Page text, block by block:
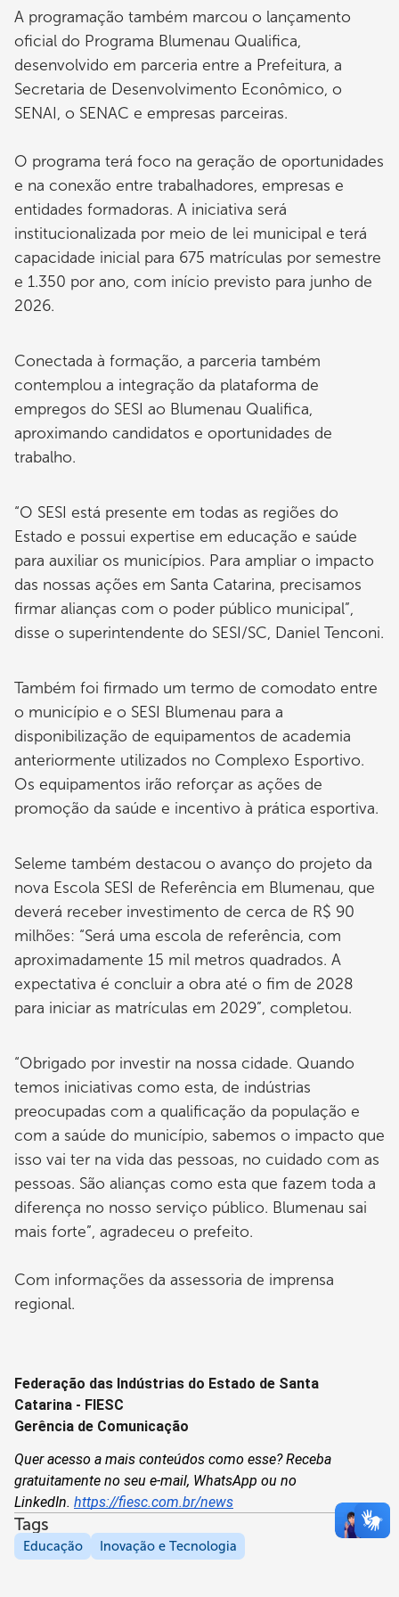
A programação também marcou o lançamento
oficial do Programa Blumenau Qualifica,
desenvolvido em parceria entre a Prefeitura, a
Secretaria de Desenvolvimento Econômico, o
SENAI, o SENAC e empresas parceiras.
O programa terá foco na geração de oportunidades
e na conexão entre trabalhadores, empresas e
entidades formadoras. A iniciativa será
institucionalizada por meio de lei municipal e terá
capacidade inicial para 675 matrículas por semestre
e 1.350 por ano, com início previsto para junho de
2026.
Conectada à formação, a parceria também
contemplou a integração da plataforma de
empregos do SESI ao Blumenau Qualifica,
aproximando candidatos e oportunidades de
trabalho.
“O SESI está presente em todas as regiões do
Estado e possui expertise em educação e saúde
para auxiliar os municípios. Para ampliar o impacto
das nossas ações em Santa Catarina, precisamos
firmar alianças com o poder público municipal”,
disse o superintendente do SESI/SC, Daniel Tenconi.
Também foi firmado um termo de comodato entre
o município e o SESI Blumenau para a
disponibilização de equipamentos de academia
anteriormente utilizados no Complexo Esportivo.
Os equipamentos irão reforçar as ações de
promoção da saúde e incentivo à prática esportiva.
Seleme também destacou o avanço do projeto da
nova Escola SESI de Referência em Blumenau, que
deverá receber investimento de cerca de R$ 90
milhões: “Será uma escola de referência, com
aproximadamente 15 mil metros quadrados. A
expectativa é concluir a obra até o fim de 2028
para iniciar as matrículas em 2029”, completou.
“Obrigado por investir na nossa cidade. Quando
temos iniciativas como esta, de indústrias
preocupadas com a qualificação da população e
com a saúde do município, sabemos o impacto que
isso vai ter na vida das pessoas, no cuidado com as
pessoas. São alianças como esta que fazem toda a
diferença no nosso serviço público. Blumenau sai
mais forte”, agradeceu o prefeito.
Com informações da assessoria de imprensa
regional.
Federação das Indústrias do Estado de Santa
Catarina - FIESC
Gerência de Comunicação
Quer acesso a mais conteúdos como esse? Receba
gratuitamente no seu e-mail, WhatsApp ou no
LinkedIn. https://fiesc.com.br/news
Tags
Educação Inovação e Tecnologia